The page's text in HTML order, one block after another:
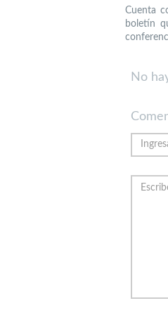
Cuenta
boletín
No